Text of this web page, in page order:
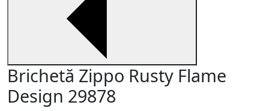
Brichetă Zippo Rusty Flame
Design 29878